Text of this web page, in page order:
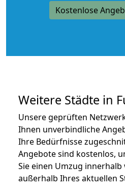
Kostenlose
Weitere Städte in
Unsere geprüften
Ihnen unverbindliche
Ihre Bedürfnisse
Angebote sind kostenlos,
Sie einen Umzug innerhalb
außerhalb Ihres aktuellen